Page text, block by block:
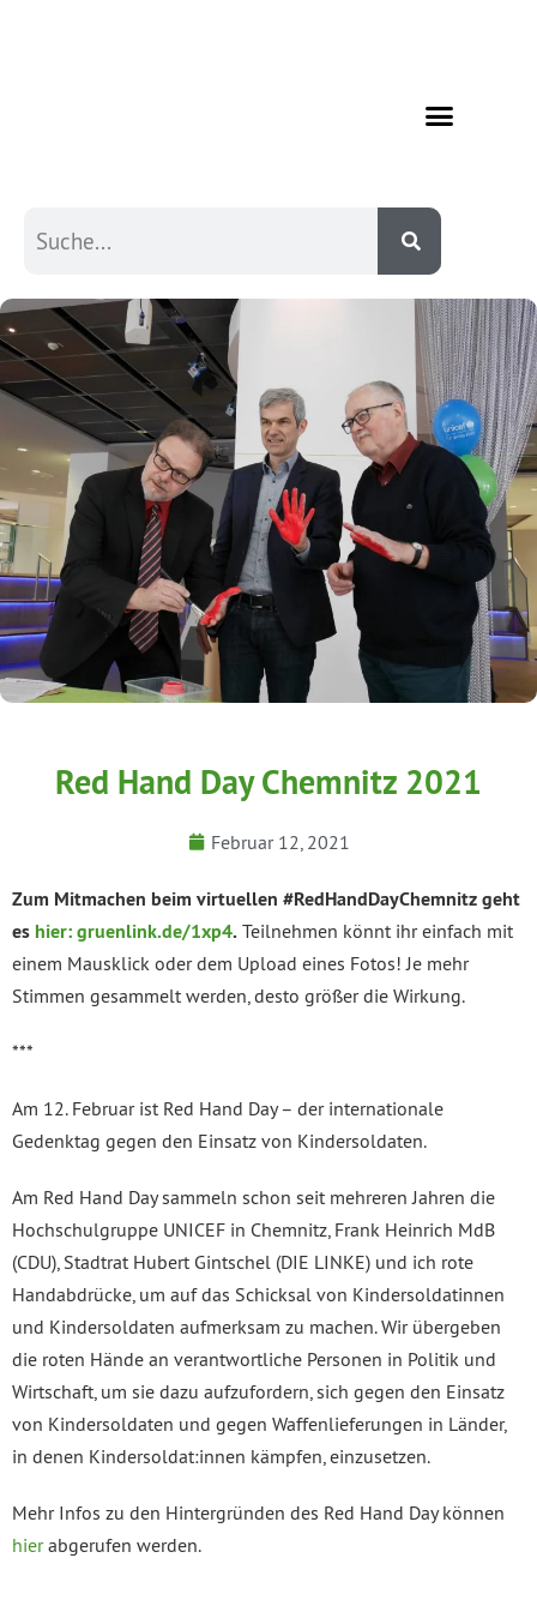
Red Hand Day Chemnitz 2021
Februar 12, 2021
Zum Mitmachen beim virtuellen #RedHandDayChemnitz geht
es hier:gruenlink.de/1xp4. Teilnehmen könnt ihr einfach mit
einem Mausklick oder dem Upload eines Fotos! Je mehr
Stimmen gesammelt werden, desto größer die Wirkung.
***
Am 12. Februar ist Red Hand Day – der internationale
Gedenktag gegen den Einsatz von Kindersoldaten.
Am Red Hand Day sammeln schon seit mehreren Jahren die
Hochschulgruppe UNICEF in Chemnitz, Frank Heinrich MdB
(CDU), Stadtrat Hubert Gintschel (DIE LINKE) und ich rote
Handabdrücke, um auf das Schicksal von Kindersoldatinnen
und Kindersoldaten aufmerksam zu machen. Wir übergeben
die roten Hände an verantwortliche Personen in Politik und
Wirtschaft, um sie dazu aufzufordern, sich gegen den Einsatz
von Kindersoldaten und gegen Waffenlieferungen in Länder,
in denen Kindersoldat:innen kämpfen, einzusetzen.
Mehr Infos zu den Hintergründen des Red Hand Day können
hierabgerufen werden.